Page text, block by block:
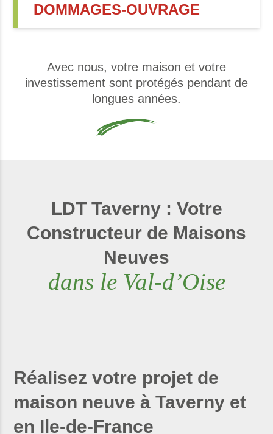
DOMMAGES-OUVRAGE
Avec nous, votre maison et votre
investissement sont protégés pendant de
longues années.
LDT Taverny : Votre
Constructeur de Maisons
Neuves
dans le Val-d’Oise
Réalisez votre projet de
maison neuve à Taverny et
en Ile-de-France